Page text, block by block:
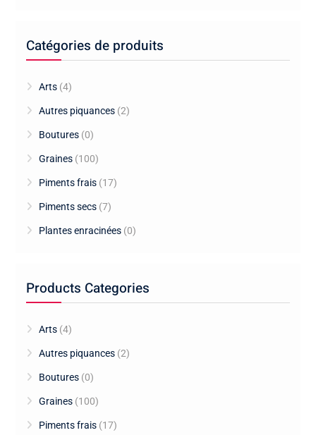
Catégories de produits
Arts (4)
Autres piquances (2)
Boutures (0)
Graines (100)
Piments frais (17)
Piments secs (7)
Plantes enracinées (0)
Products Categories
Arts (4)
Autres piquances (2)
Boutures (0)
Graines (100)
Piments frais (17)